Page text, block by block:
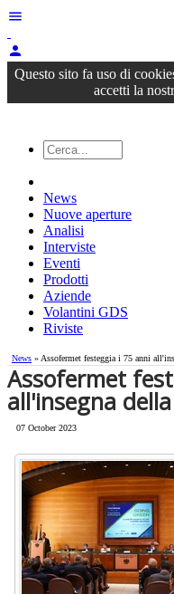
menu
person
Questo sito fa uso di
accetti la
News
Nuove aperture
Analisi
Interviste
Eventi
Prodotti
Aziende
Volantini GDS
Riviste
News » Assofermet festeggia i 75 anni
Assofermet
all'insegna
07 October 2023